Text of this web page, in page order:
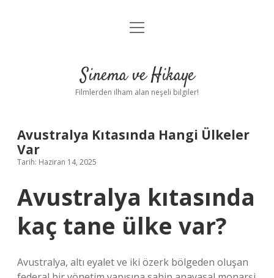
Gizlilik Politikası
Yasal Uyarı
menüyü
Sinema ve Hikaye
Filmlerden ilham alan neşeli bilgiler!
Avustralya Kıtasında Hangi Ülkeler
Var
Tarih: Haziran 14, 2025
Avustralya kıtasında
kaç tane ülke var?
Avustralya, altı eyalet ve iki özerk bölgeden oluşan